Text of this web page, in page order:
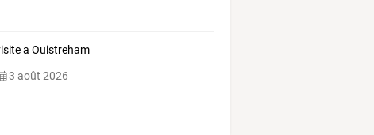
a Ouistreham
3 août 2026